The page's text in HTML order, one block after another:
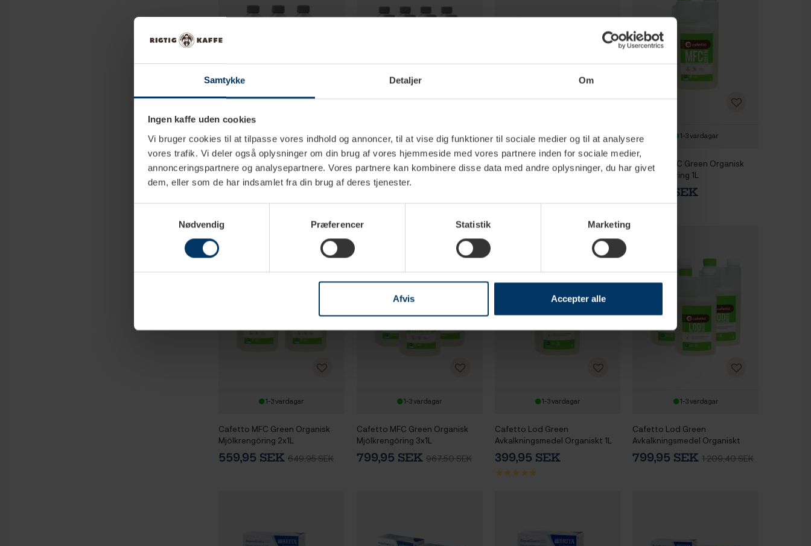
Samtykke Detaljer Om
Ingen kaffe uden cookies
Vi bruger cookies til at tilpasse vores indhold og annoncer, til at vise dig funktioner til sociale medier og til at analysere
vores trafik. Vi deler også oplysninger om din brug af vores hjemmeside med vores partnere inden for sociale medier,
annonceringspartnere og analysepartnere. Vores partnere kan kombinere disse data med andre oplysninger, du har givet
dem, eller som de har indsamlet fra din brug af deres tjenester.
Nødvendig
Præferencer Statistik Marketing
Afvis Accepter alle
1-3 vardagar
Gaggia Avkalkning 6x250 ml
1-3 vardagar
Gaggia Avkalkning 12x250 ml
1 599,00 SEK
1-3 vardagar
Cafetto Tevo Mini
Rengöringstabletter 8 st
1-3 vardagar
Cafetto MFC Green Organisk
Mjölkrengöring 1L
399,95 SEK
1-3 vardagar
Cafetto MFC Green Organisk
Mjölkrengöring 2x1L
559,95 SEK 649,95 SEK
1-3 vardagar
Cafetto MFC Green Organisk
Mjölkrengöring 3x1L
799,95 SEK 967,50 SEK
1-3 vardagar
Cafetto Lod Green
Avkalkningsmedel Organiskt 1L
399,95 SEK
1-3 vardagar
Cafetto Lod Green
Avkalkningsmedel Organiskt
3x1L
799,95 SEK1 209,40 SEK